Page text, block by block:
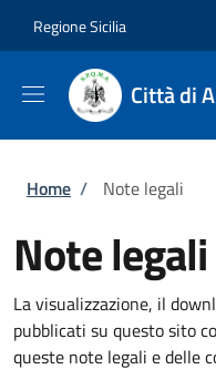
Regione Sicilia
Città di
Briciole di
Home / Note legali
Note legali
La visualizzazione, il
pubblicati su questo sito
queste note legali e delle